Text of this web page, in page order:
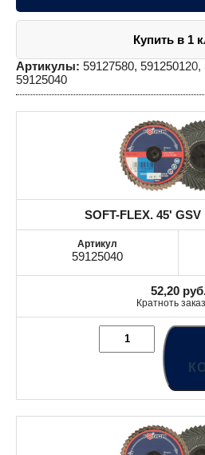
Купить в 1
Артикулы: 59127580,
59125040
SOFT-FLEX. 45' GSV
59125040
52,20
Кратноть